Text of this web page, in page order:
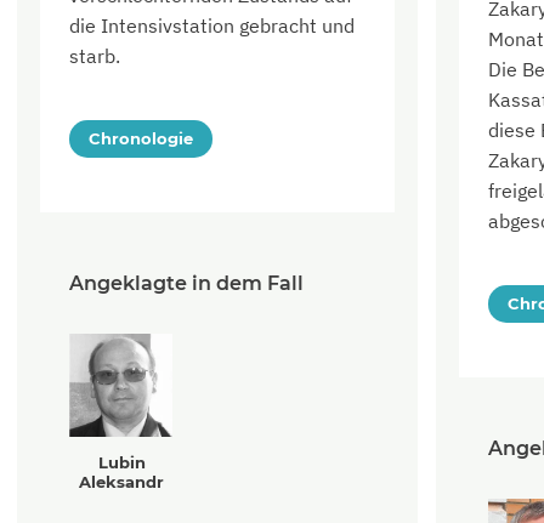
die Intensivstation gebracht und
starb.
Chronologie
Angeklagte in dem Fall
Lubin
Aleksandr
Die
diese